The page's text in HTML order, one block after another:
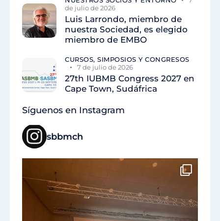
de julio de 2026
Luis Larrondo, miembro de
nuestra Sociedad, es elegido
miembro de EMBO
CURSOS, SIMPOSIOS Y CONGRESOS
7 de julio de 2026
27th IUBMB Congress 2027 en
Cape Town, Sudáfrica
Síguenos en Instagram
sbbmch